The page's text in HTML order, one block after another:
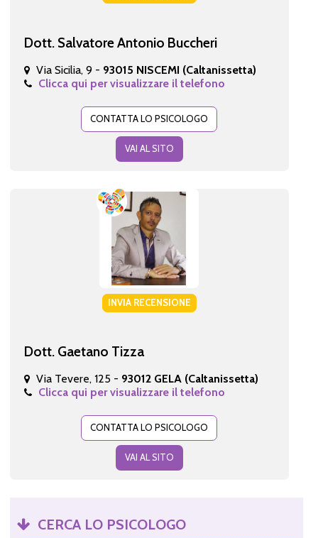
Dott. Salvatore Antonio Buccheri
Via Sicilia, 9 - 93015 NISCEMI (Caltanissetta)
Clicca qui per visualizzare il telefono
CONTATTA LO PSICOLOGO
VAI AL SITO
INVIA RECENSIONE
Dott. Gaetano Tizza
Via Tevere, 125 - 93012 GELA (Caltanissetta)
Clicca qui per visualizzare il telefono
CONTATTA LO PSICOLOGO
VAI AL SITO
CERCA LO PSICOLOGO